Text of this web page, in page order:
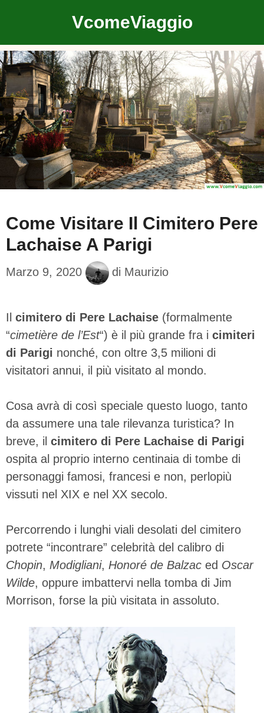
contenuto
VcomeViaggio
Come Visitare Il Cimitero Pere
Lachaise A Parigi
Marzo 9, 2020 di Maurizio
Il cimitero di Pere Lachaise (formalmente
“cimetière de l’Est“) è il più grande fra i cimiteri
di Parigi nonché, con oltre 3,5 milioni di
visitatori annui, il più visitato al mondo.
Cosa avrà di così speciale questo luogo, tanto
da assumere una tale rilevanza turistica? In
breve, il cimitero di Pere Lachaise di Parigi
ospita al proprio interno centinaia di tombe di
personaggi famosi, francesi e non, perlopiù
vissuti nel XIX e nel XX secolo.
Percorrendo i lunghi viali desolati del cimitero
potrete “incontrare” celebrità del calibro di
Chopin, Modigliani, Honoré de Balzac ed Oscar
Wilde, oppure imbattervi nella tomba di Jim
Morrison, forse la più visitata in assoluto.